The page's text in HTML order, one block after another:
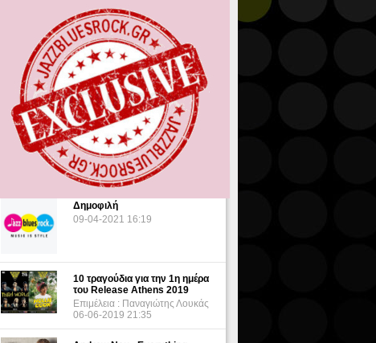
ΔΗΜΟΦΙΛΗ ΘΕΜΑΤΑ
Δημοφιλή
09-04-2021 16:19
10 τραγούδια για την 1η ημέρα
του Release Athens 2019
Επιμέλεια : Παναγιώτης Λουκάς
06-06-2019 21:35